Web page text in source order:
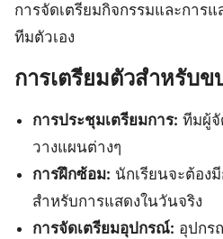
การจัดเตรียมกิจกรรมและการ
ทีมตัวเอง
การเตรียมตัวสำหรับข
การประชุมเตรียมการ: ทีมผู้จั
วางแผนต่างๆ
การฝึกซ้อม: นักเรียนจะต้อง
สำหรับการแสดงในวันจริง
การจัดเตรียมอุปกรณ์: อุปกร